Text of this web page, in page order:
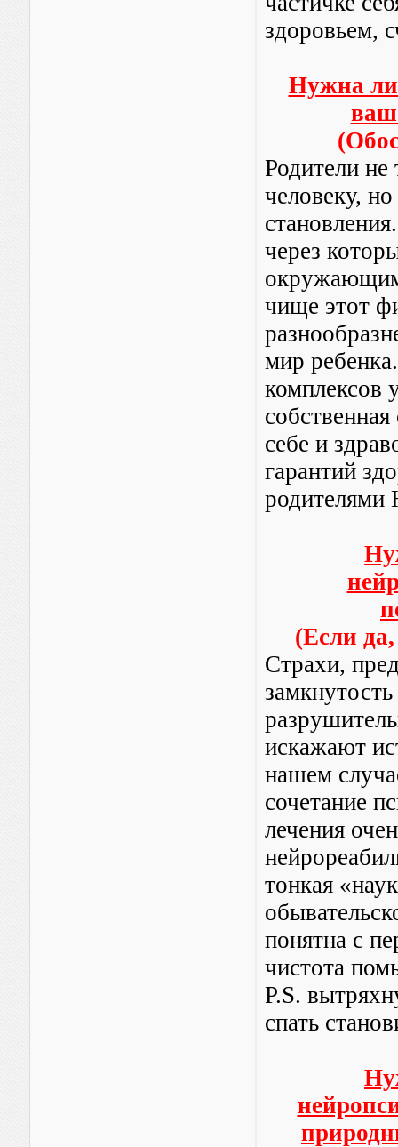
здоровьем,
Нужна ли
Родители
человеку,
через
чище этот
мир
комплексов
себе и
гарантий
(Если
Страхи,
искажают
нашем
сочетание
лечения
тонкая
понятна с
чистота
P.S.
спать